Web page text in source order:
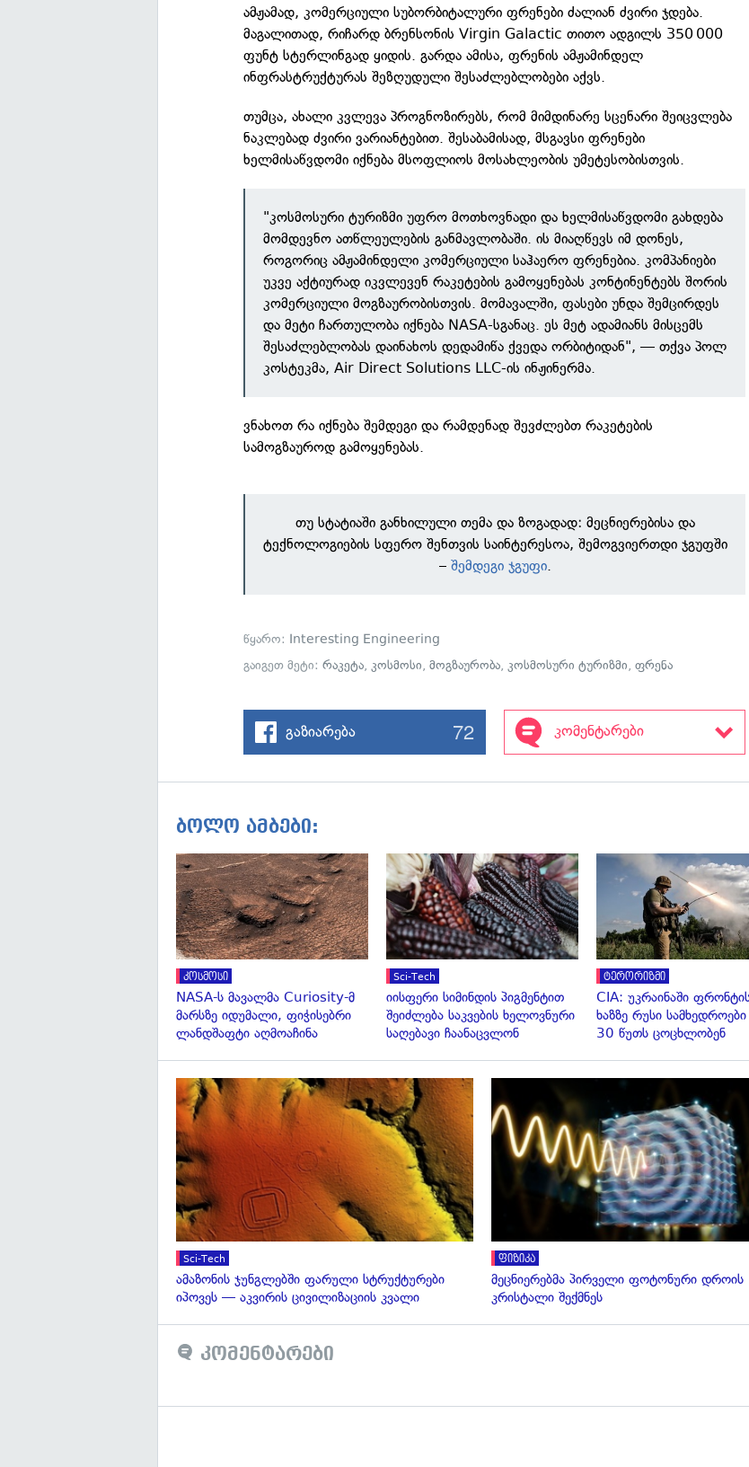
ამჟამად, კომერციული სუბორბიტალური ფრენები ძალიან ძვირი ჯდება.
მაგალითად, რიჩარდ ბრენსონის Virgin Galactic თითო ადგილს 350 000
ფუნტ სტერლინგად ყიდის. გარდა ამისა, ფრენის ამჟამინდელ
ინფრასტრუქტურას შეზღუდული შესაძლებლობები აქვს.
თუმცა, ახალი კვლევა პროგნოზირებს, რომ მიმდინარე სცენარი შეიცვლება
ნაკლებად ძვირი ვარიანტებით. შესაბამისად, მსგავსი ფრენები
ხელმისაწვდომი იქნება მსოფლიოს მოსახლეობის უმეტესობისთვის.
"კოსმოსური ტურიზმი უფრო მოთხოვნადი და ხელმისაწვდომი გახდება
მომდევნო ათწლეულების განმავლობაში. ის მიაღწევს იმ დონეს,
როგორიც ამჟამინდელი კომერციული საჰაერო ფრენებია. კომპანიები
უკვე აქტიურად იკვლევენ რაკეტების გამოყენებას კონტინენტებს შორის
კომერციული მოგზაურობისთვის. მომავალში, ფასები უნდა შემცირდეს
და მეტი ჩართულობა იქნება NASA-სგანაც. ეს მეტ ადამიანს მისცემს
შესაძლებლობას დაინახოს დედამიწა ქვედა ორბიტიდან", — თქვა პოლ
კოსტეკმა, Air Direct Solutions LLC-ის ინჟინერმა.
ვნახოთ რა იქნება შემდეგი და რამდენად შევძლებთ რაკეტების
სამოგზაუროდ გამოყენებას.
თუ სტატიაში განხილული თემა და ზოგადად: მეცნიერებისა და
ტექნოლოგიების სფერო შენთვის საინტერესოა, შემოგვიერთდი ჯგუფში
–შემდეგი ჯგუფი.
წყარო: Interesting Engineering
გაიგეთ მეტი:რაკეტა,კოსმოსი,მოგზაურობა,კოსმოსური ტურიზმი,ფრენა
გაზიარება 72 კომენტარები
ბოლო ამბები:
გადახედვა
კოსმოსი
NASA-ს მავალმა Curiosity-მ
მარსზე იდუმალი, ფიჭისებრი
ლანდშაფტი აღმოაჩინა
Sci-Tech
იისფერი სიმინდის პიგმენტით
შეიძლება საკვების ხელოვნური
საღებავი ჩაანაცვლონ
ტერორიზმი
CIA: უკრაინაში
ხაზზე რუსი
30 წუთს ცოცხლობენ
Sci-Tech
ამაზონის ჯუნგლებში ფარული სტრუქტურები
იპოვეს — აკვირის ცივილიზაციის კვალი
ფიზიკა
მეცნიერებმა პირველი ფოტონური დროის
კრისტალი შექმნეს
კომენტარები